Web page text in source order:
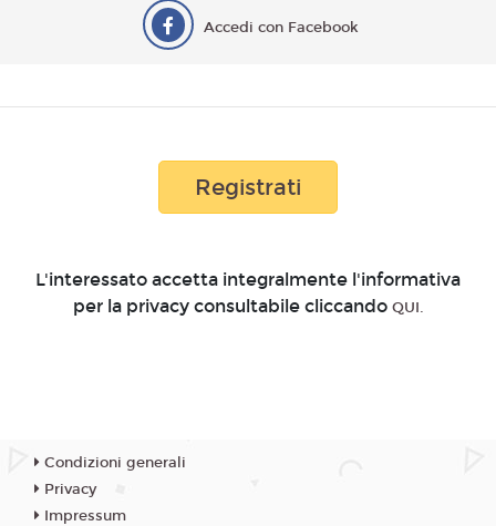
Accedi con Facebook
Registrati
L'interessato accetta integralmente l'informativa
per la privacy consultabile cliccando QUI.
Condizioni generali
Privacy
Impressum